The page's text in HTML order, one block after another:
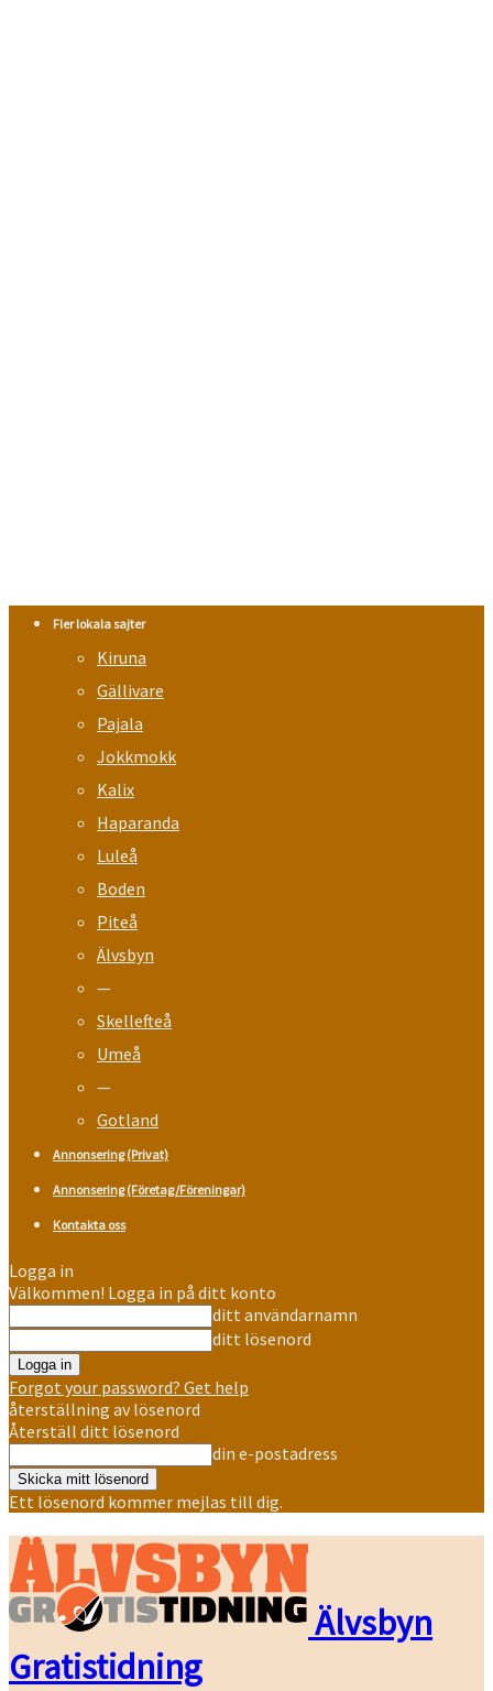
Fler lokala sajter
Kiruna
Gällivare
Pajala
Jokkmokk
Kalix
Haparanda
Luleå
Boden
Piteå
Älvsbyn
—
Skellefteå
Umeå
—
Gotland
Annonsering (Privat)
Annonsering (Företag/Föreningar)
Kontakta oss
Logga in
Välkommen! Logga in på ditt konto
ditt användarnamn
ditt lösenord
Forgot your password? Get help
återställning av lösenord
Återställ ditt lösenord
din e-postadress
Ett lösenord kommer mejlas till dig.
Älvsbyn
Gratistidning